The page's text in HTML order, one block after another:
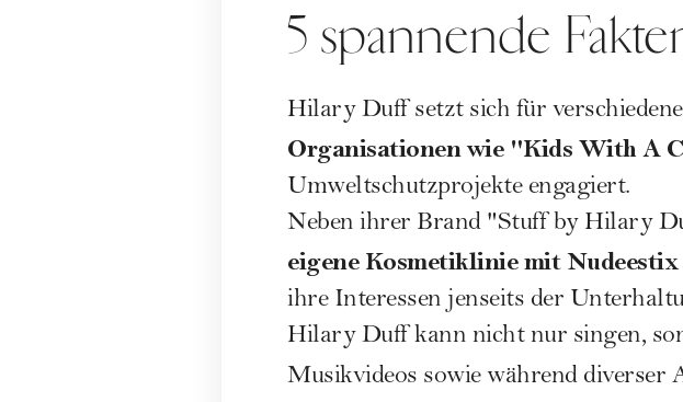
5 spannende
Hilary Duff setzt sich für
Organisationen wie "Kids With A
Umweltschutzprojekte engagiert.
Neben ihrer Brand "Stuff by Hilary
eigene Kosmetiklinie mit Nudeestix
ihre Interessen jenseits der
Hilary Duff kann nicht nur singen,
Musikvideos sowie während diverser